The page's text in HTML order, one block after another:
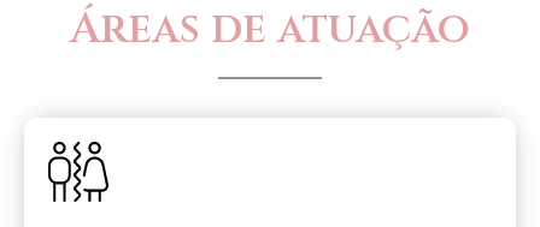
Áreas de atuação